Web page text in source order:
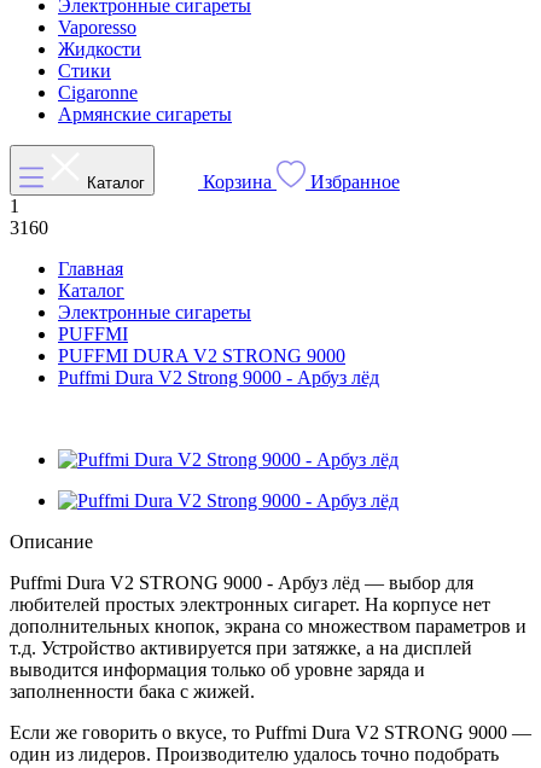
Электронные сигареты
Vaporesso
Жидкости
Стики
Cigaronne
Армянские сигареты
Каталог Корзина
Избранное
1
3160
Главная
Каталог
Электронные сигареты
PUFFMI
PUFFMI DURA V2 STRONG 9000
Puffmi Dura V2 Strong 9000 - Арбуз лёд
Описание
Puffmi Dura V2 STRONG 9000 - Арбуз лёд — выбор для
любителей простых электронных сигарет. На корпусе нет
дополнительных кнопок, экрана со множеством параметров и
т.д. Устройство активируется при затяжке, а на дисплей
выводится информация только об уровне заряда и
заполненности бака с жижей.
Если же говорить о вкусе, то Puffmi Dura V2 STRONG 9000 —
один из лидеров. Производителю удалось точно подобрать